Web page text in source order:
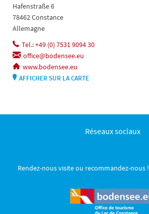
Hafenstraße 6
78462 Constance
Allemagne
Tel.: +49 (0) 7531 9094 30
office@bodensee.eu
www.bodensee.eu
AFFICHER SUR LA CARTE
Réseaux sociaux
Rendez-nous visite ou recommandez-nous !